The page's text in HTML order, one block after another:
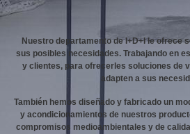
Nuestro departamento de I+D+I le ofrece
sus posibles necesidades. Trabajando en
y clientes, para ofrecerles soluciones de
adapten a sus
También hemos diseñado y fabricado un
y acondicionamientos de nuestros
compromisos medioambientales y de